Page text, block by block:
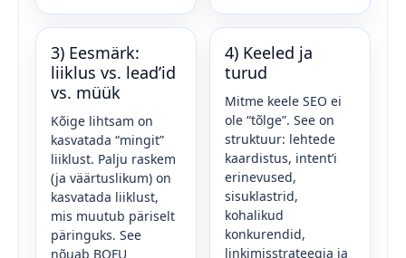
3) Eesmärk:
liiklus vs. lead’id
vs. müük
Kõige lihtsam on
kasvatada “mingit”
liiklust. Palju raskem
(ja väärtuslikum) on
kasvatada liiklust,
mis muutub päriselt
päringuks. See
nõuab BOFU
4) Keeled ja
turud
Mitme keele SEO ei
ole “tõlge”. See on
struktuur: lehtede
kaardistus, intent’i
erinevused,
sisuklastrid,
kohalikud
konkurendid,
linkimisstrateegia ja